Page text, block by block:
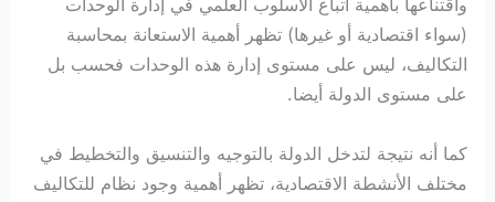
واقتناعها بأهمية اتباع الأسلوب العلمي في إدارة الوحدات
(سواء اقتصادية أو غيرها) تظهر أهمية الاستعانة بمحاسبة
التكاليف، ليس على مستوى إدارة هذه الوحدات فحسب بل
على مستوى الدولة أيضا.
كما أنه نتيجة لتدخل الدولة بالتوجيه والتنسيق والتخطيط في
مختلف الأنشطة الاقتصادية، تظهر أهمية وجود نظام للتكاليف